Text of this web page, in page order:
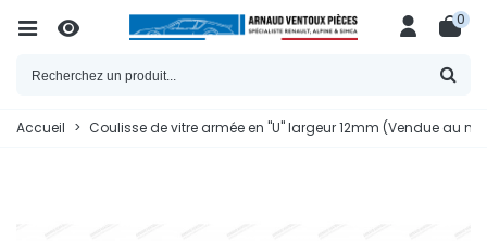
0
Accueil > Coulisse de vitre armée en "U" largeur 12mm (Vendue au